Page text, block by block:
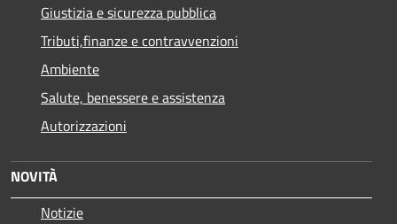
Giustizia e sicurezza pubblica
Tributi,finanze e contravvenzioni
Ambiente
Salute, benessere e assistenza
Autorizzazioni
NOVITÀ
Notizie